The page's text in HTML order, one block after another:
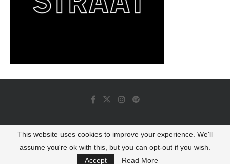
© 2022 - Luminous Dash All Rights Reserved
BACK TO TOP
This website uses cookies to improve your experience. We'll
assume you're ok with this, but you can opt-out if you wish.
Accept
Read More